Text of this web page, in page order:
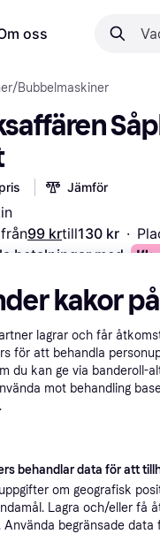
oss
/Bubbelmaskiner
Jämför
99 krtill130 kr ·
betalningar med
kakor
lagrar och får
för att behandla
du kan ge via banderoll-
mot behandling
behandlar data för att
om geografisk
Lagra och/eller få
Använda begränsade